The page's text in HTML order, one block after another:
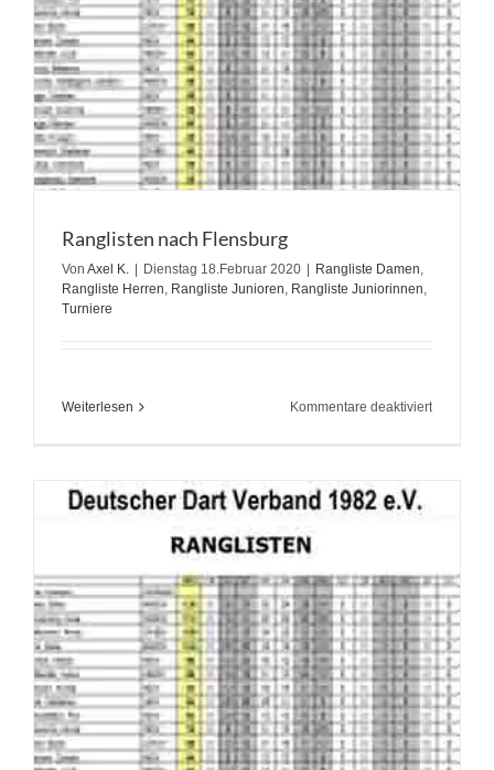
Ranglisten nach Flensburg
Von Axel K. Dienstag 18.Februar 2020 Rangliste Damen,
Rangliste Herren, Rangliste Junioren, Rangliste Juniorinnen,
Turniere
Weiterlesen Kommentare deaktiviertfür